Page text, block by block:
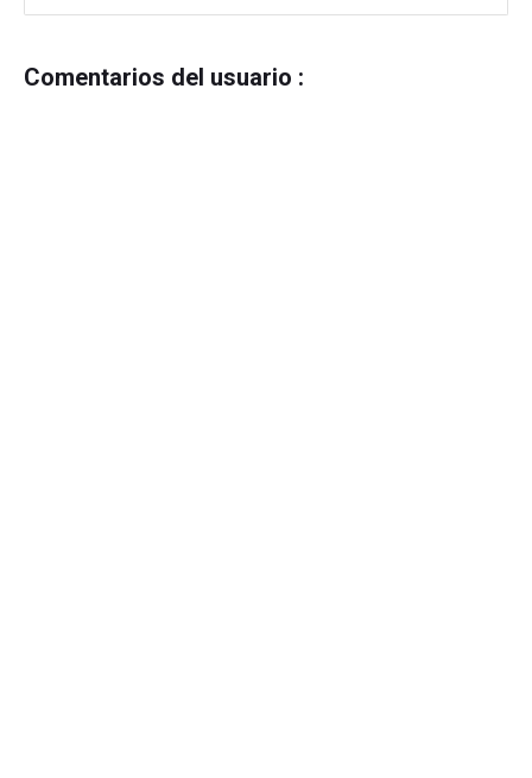
Comentarios del usuario :